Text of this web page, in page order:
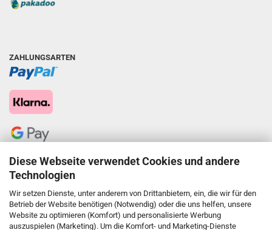
Diese Webseite verwendet Cookies und andere
Technologien
Wir setzen Dienste, unter anderem von Drittanbietern, ein, die wir für den
Betrieb der Website benötigen (Notwendig) oder die uns helfen, unsere
Website zu optimieren (Komfort) und personalisierte Werbung
auszuspielen (Marketing). Um die Komfort- und Marketing-Dienste
ZAHLUNGSARTEN